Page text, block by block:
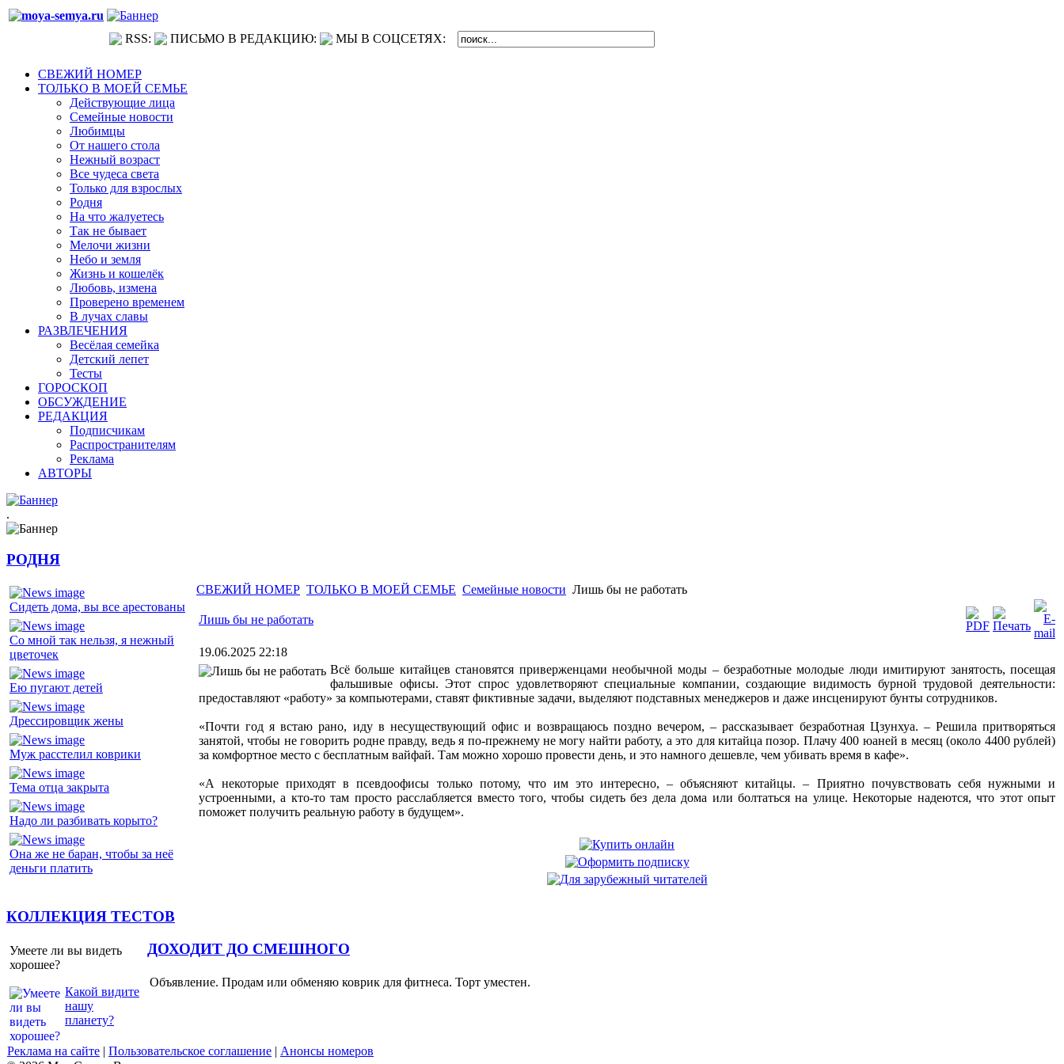
RSS: ПИСЬМО В РЕДАКЦИЮ: МЫ В СОЦСЕТЯХ:
СВЕЖИЙ НОМЕР
ТОЛЬКО В МОЕЙ СЕМЬЕ
Действующие лица
Семейные новости
Любимцы
От нашего стола
Нежный возраст
Все чудеса света
Только для взрослых
Родня
На что жалуетесь
Так не бывает
Мелочи жизни
Небо и земля
Жизнь и кошелёк
Любовь, измена
Проверено временем
В лучах славы
РАЗВЛЕЧЕНИЯ
Весёлая семейка
Детский лепет
Тесты
ГОРОСКОП
ОБСУЖДЕНИЕ
РЕДАКЦИЯ
Подписчикам
Распространителям
Реклама
АВТОРЫ
.
РОДНЯ
Сидеть дома, вы все арестованы
Со мной так нельзя, я нежный
цветочек
Ею пугают детей
Дрессировщик жены
Муж расстелил коврики
Тема отца закрыта
Надо ли разбивать корыто?
Она же не баран, чтобы за неё
деньги платить
СВЕЖИЙ НОМЕР ТОЛЬКО В МОЕЙ СЕМЬЕ Семейные новости Лишь бы не работать
Лишь бы не работать
19.06.2025 22:18
Всё больше китайцев становятся приверженцами необычной моды – безработные молодые люди имитируют занятость, посещая
фальшивые офисы. Этот спрос удовлетворяют специальные компании, создающие видимость бурной трудовой деятельности:
предоставляют «работу» за компьютерами, ставят фиктивные задачи, выделяют подставных менеджеров и даже инсценируют бунты сотрудников.
«Почти год я встаю рано, иду в несуществующий офис и возвращаюсь поздно вечером, – рассказывает безработная Цзунхуа. – Решила притворяться
занятой, чтобы не говорить родне правду, ведь я по-прежнему не могу найти работу, а это для китайца позор. Плачу 400 юаней в месяц (около 4400 рублей)
за комфортное место с бесплатным вайфай. Там можно хорошо провести день, и это намного дешевле, чем убивать время в кафе».
«А некоторые приходят в псевдоофисы только потому, что им это интересно, – объясняют китайцы. – Приятно почувствовать себя нужными и
устроенными, а кто-то там просто расслабляется вместо того, чтобы сидеть без дела дома или болтаться на улице. Некоторые надеются, что этот опыт
поможет получить реальную работу в будущем».
КОЛЛЕКЦИЯ ТЕСТОВ
Умеете ли вы видеть
хорошее?
Какой видите
нашу
планету?
ДОХОДИТ ДО СМЕШНОГО
Объявление. Продам или обменяю коврик для фитнеса. Торт уместен.
Реклама на сайте | Пользовательское соглашение | Анонсы номеров